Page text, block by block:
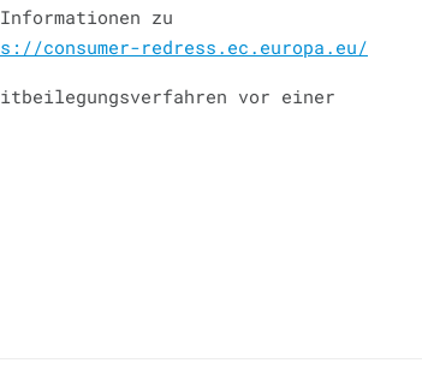
zu
consumer-redress.ec.europa.eu/
vor einer